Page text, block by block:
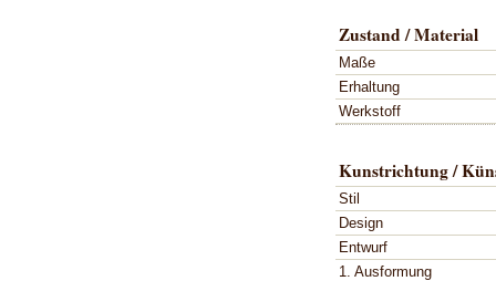
Zustand / Material
Maße
Erhaltung
Werkstoff
Kunstrichtung /
Stil
Design
Entwurf
1. Ausformung